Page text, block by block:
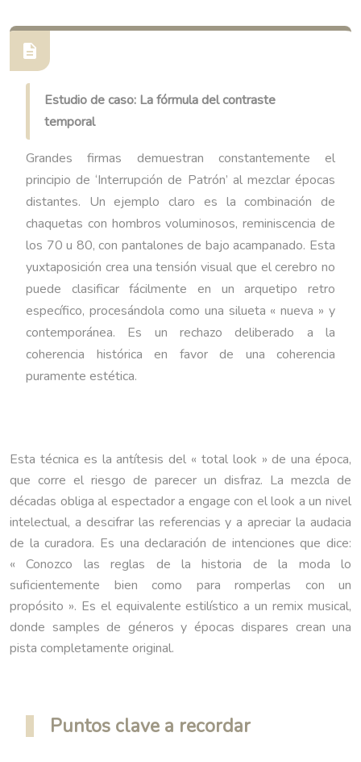
Estudio de caso: La fórmula del contraste
temporal
Grandes firmas demuestran constantemente el
principio de ‘Interrupción de Patrón’ al mezclar épocas
distantes. Un ejemplo claro es la combinación de
chaquetas con hombros voluminosos, reminiscencia de
los 70 u 80, con pantalones de bajo acampanado. Esta
yuxtaposición crea una tensión visual que el cerebro no
puede clasificar fácilmente en un arquetipo retro
específico, procesándola como una silueta « nueva » y
contemporánea. Es un rechazo deliberado a la
coherencia histórica en favor de una coherencia
puramente estética.
Esta técnica es la antítesis del « total look » de una época,
que corre el riesgo de parecer un disfraz. La mezcla de
décadas obliga al espectador a engage con el look a un nivel
intelectual, a descifrar las referencias y a apreciar la audacia
de la curadora. Es una declaración de intenciones que dice:
« Conozco las reglas de la historia de la moda lo
suficientemente bien como para romperlas con un
propósito ». Es el equivalente estilístico a un remix musical,
donde samples de géneros y épocas dispares crean una
pista completamente original.
Puntos clave a recordar